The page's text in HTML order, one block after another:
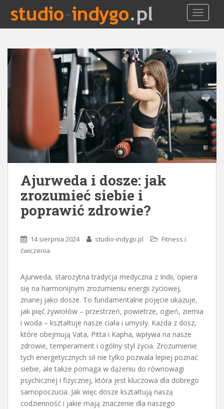
i
Ajurweda i dosze: jak
zrozumieć siebie i
poprawić zdrowie?
14 sierpnia 2024 studio-indygo.pl
Fitness i
ćwiczenia
Ajurweda, starożytna tradycja medyczna z Indii, opiera
się na harmonijnym zrozumieniu energii życiowej,
znanej jako dosze. To fundamentalne pojęcie ukazuje,
jak pięć żywiołów – przestrzeń, powietrze, ogień, ziemia
i woda – kształtuje nasze ciała i umysły. Każda z dosz,
które obejmują Vata, Pitta i Kapha, wpływa na nasze
zdrowie, temperament i ogólny styl życia. Zrozumienie
tych energetycznych sił nie tylko pozwala lepiej poznać
siebie, ale także pomaga w dążeniu do równowagi
psychicznej i fizycznej, która jest kluczowa dla dobrego
samopoczucia. Jak więc dosze kształtują naszą
codzienność i jakie mają znaczenie dla naszego